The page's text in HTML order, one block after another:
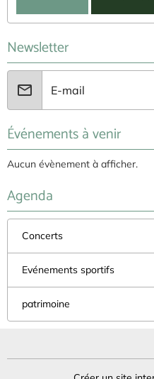
Newsletter
Événements à venir
Aucun évènement à afficher.
Agenda
Concerts
Evénements sportifs
patrimoine